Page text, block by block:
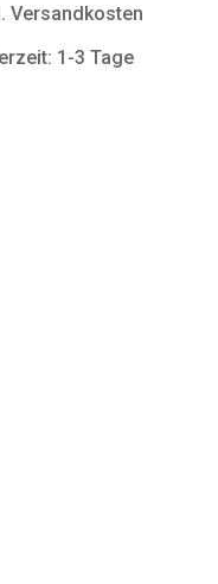
Versandkosten
1-3 Tage